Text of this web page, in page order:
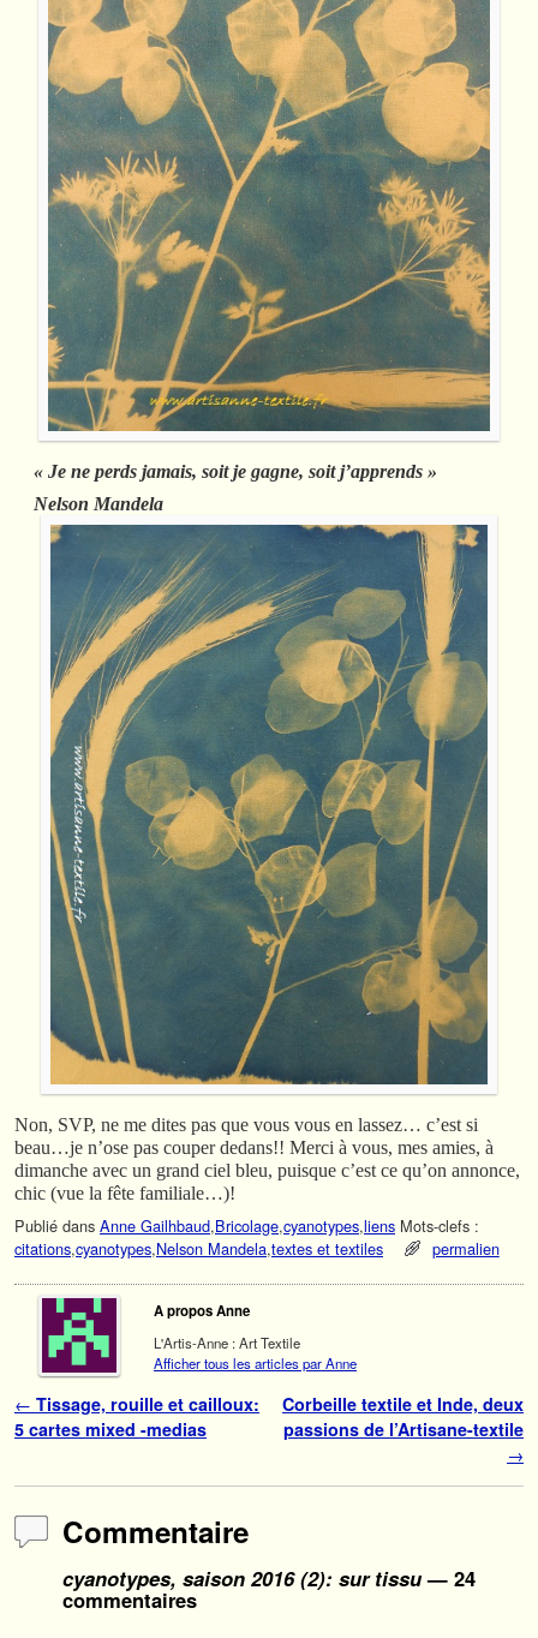
« Je ne perds jamais, soit je gagne, soit j’apprends »
Nelson Mandela
Non, SVP, ne me dites pas que vous vous en lassez… c’est si
beau…je n’ose pas couper dedans!! Merci à vous, mes amies, à
dimanche avec un grand ciel bleu, puisque c’est ce qu’on annonce,
chic (vue la fête familiale…)!
Publié dans Anne Gailhbaud,Bricolage,cyanotypes,liens Mots-clefs :
citations,cyanotypes,Nelson Mandela,textes et textiles permalien
A propos Anne
L'Artis-Anne : Art Textile
Afficher tous les articles par Anne
Navigation des articles
← Tissage, rouille et cailloux:
5 cartes mixed -medias
Corbeille textile et Inde, deux
passions de l’Artisane-textile
→
Commentaire
cyanotypes, saison 2016 (2): sur tissu— 24
commentaires